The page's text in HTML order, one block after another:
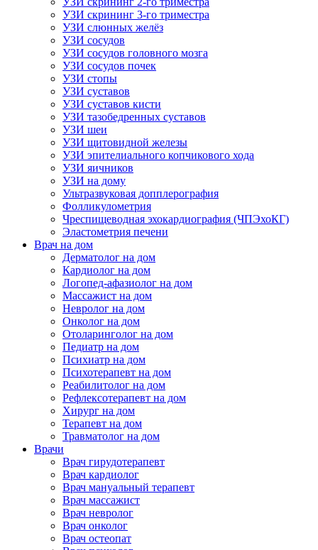
УЗИ скрининг 3-го триместра
УЗИ слюнных желёз
УЗИ сосудов
УЗИ сосудов головного мозга
УЗИ сосудов почек
УЗИ стопы
УЗИ суставов
УЗИ суставов кисти
УЗИ тазобедренных суставов
УЗИ шеи
УЗИ щитовидной железы
УЗИ эпителиального копчикового хода
УЗИ яичников
УЗИ на дому
Ультразвуковая допплерография
Фолликулометрия
Чреспищеводная эхокардиография (ЧПЭхоКГ)
Эластометрия печени
Врач на дом
Дерматолог на дом
Кардиолог на дом
Логопед-афазиолог на дом
Массажист на дом
Невролог на дом
Онколог на дом
Отоларинголог на дом
Педиатр на дом
Психиатр на дом
Психотерапевт на дом
Реабилитолог на дом
Рефлексотерапевт на дом
Хирург на дом
Терапевт на дом
Травматолог на дом
Врачи
Врач гирудотерапевт
Врач кардиолог
Врач мануальный терапевт
Врач массажист
Врач невролог
Врач онколог
Врач остеопат